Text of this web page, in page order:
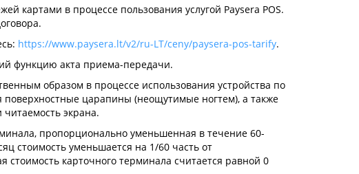
картами в процессе пользования услугой Paysera POS.
https://www.paysera.lt/v2/ru-LT/ceny/paysera-pos-tarify.
функцию акта приема-передачи.
образом в процессе использования устройства по
царапины (неощутимые ногтем), а также
экрана.
пропорционально уменьшенная в течение 60-
стоимость уменьшается на 1/60 часть от
карточного терминала считается равной 0